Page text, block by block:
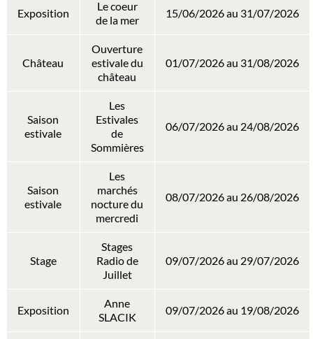
Exposition
Le coeur
de la mer
15/06/2026 au 31/07/2026
Château
Ouverture
estivale du
château
01/07/2026 au 31/08/2026
Saison
estivale
Les
Estivales
de
Sommières
06/07/2026 au 24/08/2026
Saison
estivale
Les
marchés
nocture du
mercredi
08/07/2026 au 26/08/2026
Stage
Stages
Radio de
Juillet
09/07/2026 au 29/07/2026
Exposition
Anne
SLACIK
09/07/2026 au 19/08/2026